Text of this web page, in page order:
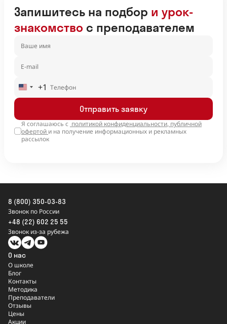
Запишитесь на подбор и урок-
знакомство с преподавателем
United
States
+1
Отправить заявку
Я соглашаюсь с политикой конфиденциальности, публичной
офертой и на получение информационных и рекламных
рассылок
8 (800) 350-03-83
Звонок по России
+48 (22) 602 25 55
Звонок из-за рубежа
О нас
О школе
Блог
Контакты
Методика
Преподаватели
Отзывы
Цены
Акции